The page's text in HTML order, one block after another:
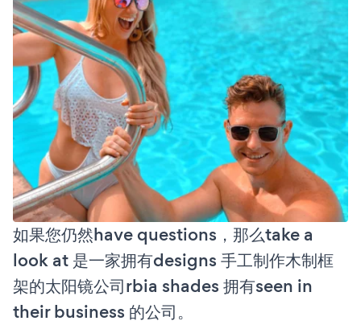
如果您仍然have questions，那么take a
look at 是一家拥有designs 手工制作木制框
架的太阳镜公司rbia shades 拥有seen in
their business 的公司。